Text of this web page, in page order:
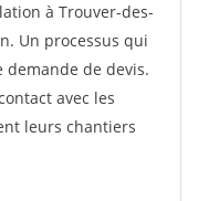
à Trouver-des-
Un processus qui
de devis.
avec les
leurs chantiers